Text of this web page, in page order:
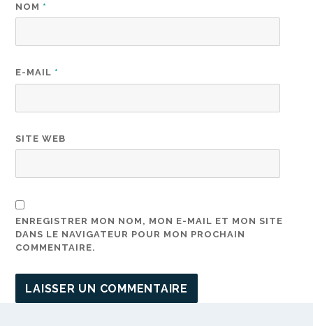
NOM *
E-MAIL *
SITE WEB
ENREGISTRER MON NOM, MON E-MAIL ET MON SITE
DANS LE NAVIGATEUR POUR MON PROCHAIN
COMMENTAIRE.